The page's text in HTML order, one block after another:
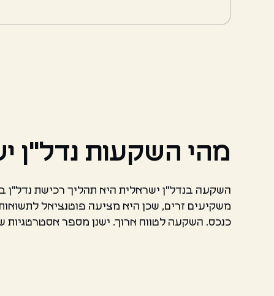
מהי השקעות נדל"ן
השקעה בנדל"ן ישראלית היא תהליך רכישת נדל"ן
משקיעים זרים, שכן היא מציעה פוטנציאל
כנכס. השקעה לטווח ארוך. ישנן מספר אסטרטגיות